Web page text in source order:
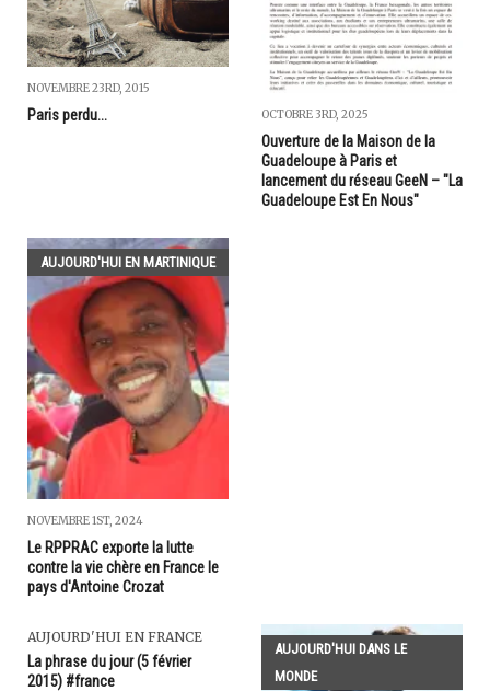
NOVEMBRE 23RD, 2015
Paris perdu... OCTOBRE 3RD, 2025
Ouverture de la Maison de la
Guadeloupe à Paris et
lancement du réseau GeeN – "La
Guadeloupe Est En Nous"
AUJOURD'HUI EN MARTINIQUE
NOVEMBRE 1ST, 2024
Le RPPRAC exporte la lutte
contre la vie chère en France le
pays d'Antoine Crozat
AUJOURD'HUI EN FRANCE
La phrase du jour (5 février
2015) #france
AUJOURD'HUI DANS LE
MONDE